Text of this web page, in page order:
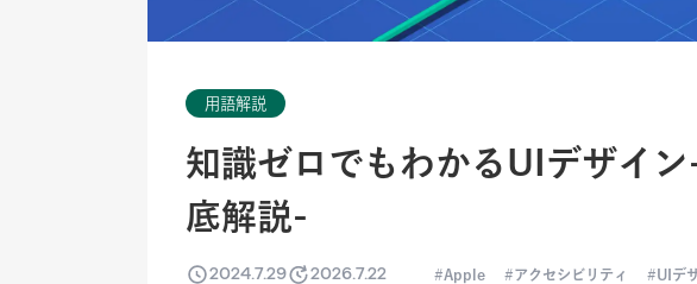
用語解説
知識ゼロでもわかるUIデザイ
底解説-
2024.7.29 2026.7.22 Apple アクセシビリティ UIデ